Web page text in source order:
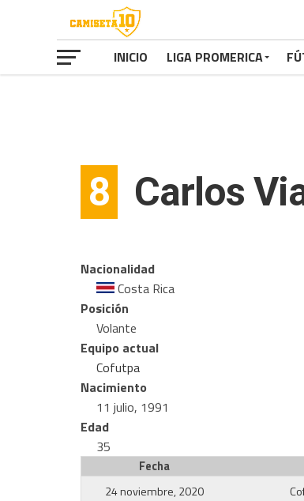
INICIO LIGA PROMERICA
8 Carlos
Nacionalidad
Costa Rica
Posición
Volante
Equipo actual
Cofutpa
Nacimiento
11 julio, 1991
Edad
35
Fecha
24 noviembre, 2020